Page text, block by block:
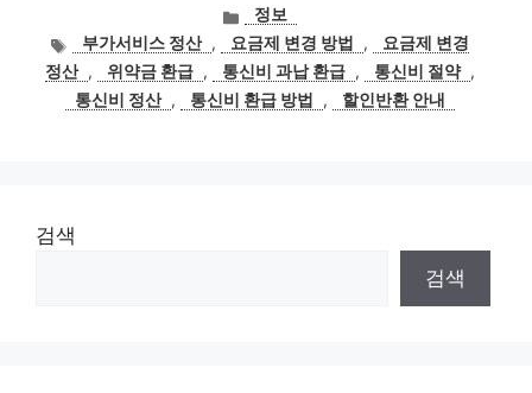
카
테
고
리
정보
태
그
부가서비스 정산 , 요금제 변경 방법 ,
요금제 변경
정산 , 위약금 환급 , 통신비 과납 환급 , 통신비 절약 ,
통신비 정산 , 통신비 환급 방법 , 할인반환 안내
검색
검색